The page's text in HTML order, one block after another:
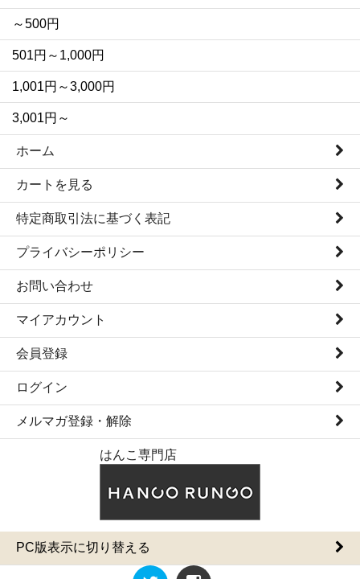
～500円
501円～1,000円
1,001円～3,000円
3,001円～
ホーム
カートを見る
特定商取引法に基づく表記
プライバシーポリシー
お問い合わせ
マイアカウント
会員登録
ログイン
メルマガ登録・解除
はんこ専門店
PC版表示に切り替える